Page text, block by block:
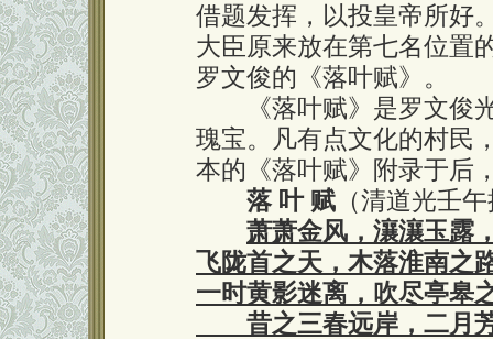
借题发挥，以投皇帝所好
大臣原来放在第七名位置
罗文俊的《落叶赋》。
《落叶赋》是罗文俊光
瑰宝。凡有点文化的村民
本的《落叶赋》附录于后
落 叶 赋 （清道光壬
萧萧金风，瀼瀼玉露
飞陇首之天，木落淮南之
一时黄影迷离，吹尽亭皋
昔之三春远岸，二月芳